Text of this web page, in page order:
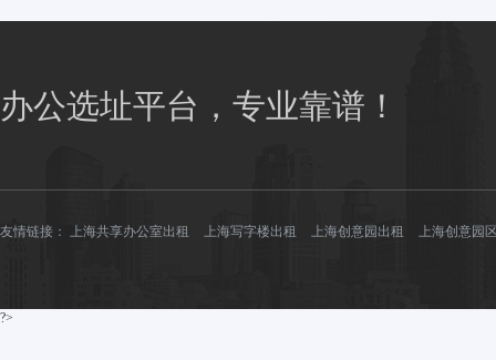
办公选址平台，专业靠谱！
友情链接： 上海共享办公室出租 上海写字楼出租 上海创意园出租 上海创意园
?>